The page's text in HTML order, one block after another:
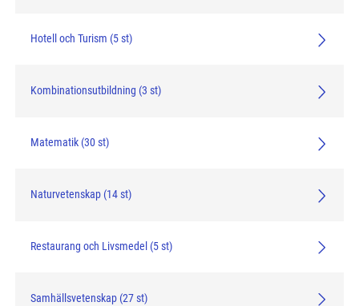
Hotell och Turism (5 st)
Kombinationsutbildning (3 st)
Matematik (30 st)
Naturvetenskap (14 st)
Restaurang och Livsmedel (5 st)
Samhällsvetenskap (27 st)